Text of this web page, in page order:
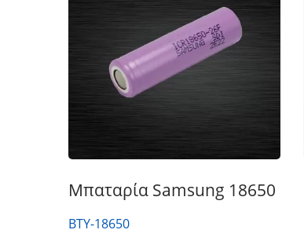
Μπαταρία Samsung 18650
BTY-18650